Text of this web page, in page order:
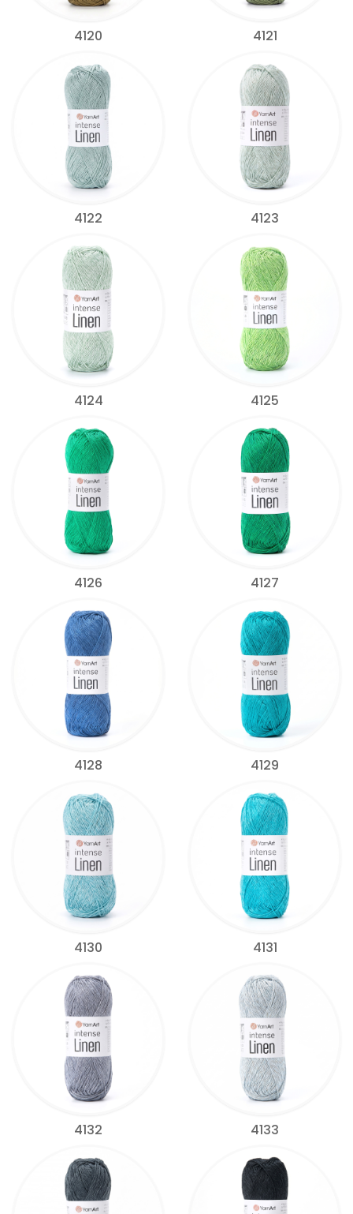
4120 4121
4122 4123
4124 4125
4126 4127
4128 4129
4130 4131
4132 4133